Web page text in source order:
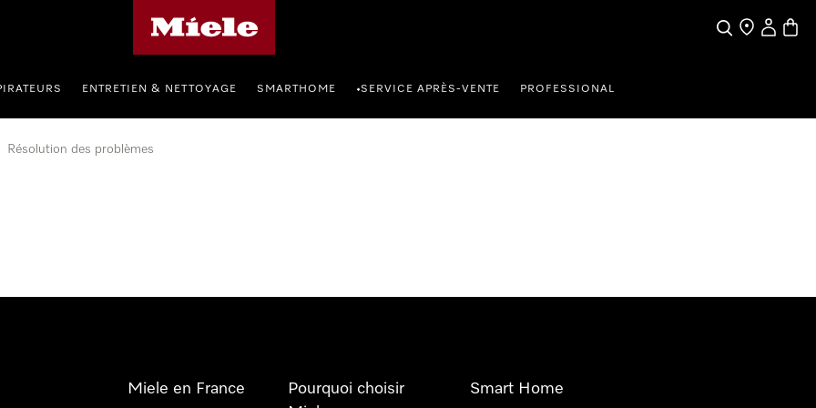
SearchFind a store
My
ENTRETIEN & NETTOYAGE SMARTHOME •SERVICE APRÈS-VENTE PROFESSIONAL
Résolution des problèmes
Miele en France
Pourquoi choisir
Smart Home